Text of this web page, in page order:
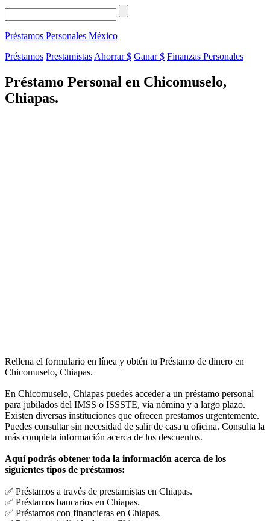
Préstamos Personales México
Préstamos Prestamistas Ahorrar $ Ganar $ Finanzas Personales
Préstamo Personal en Chicomuselo,
Chiapas.
Rellena el formulario en línea y obtén tu Préstamo de dinero en
Chicomuselo, Chiapas.
En Chicomuselo, Chiapas puedes acceder a un préstamo personal
para jubilados del IMSS o ISSSTE, vía nómina y a largo plazo.
Existen diversas instituciones que ofrecen prestamos urgentemente.
Puedes consultar sin necesidad de salir de casa u oficina. Consulta la
más completa información acerca de los descuentos.
Aquí podrás obtener toda la información acerca de los
siguientes tipos de préstamos:
✅ Préstamos a través de prestamistas en Chiapas.
✅ Préstamos bancarios en Chiapas.
✅ Préstamos con financieras en Chiapas.